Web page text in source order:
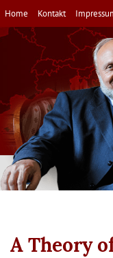
Direkt
zum
Inhalt
Home Kontakt
A Theory